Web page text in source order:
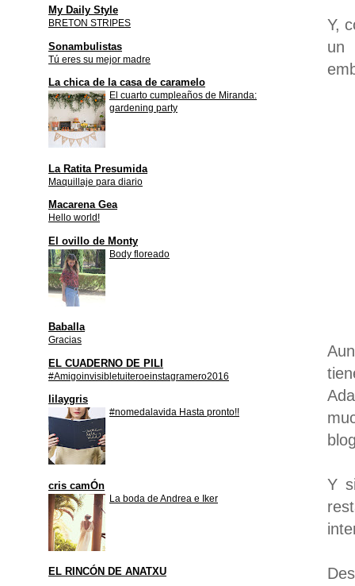
Y,
un
Y
My Daily Style
BRETON STRIPES
Sonambulistas
Tú eres su mejor madre
La chica de la casa de caramelo
El cuarto cumpleaños de Miranda:
gardening party
La Ratita Presumida
Maquillaje para diario
Macarena Gea
Hello world!
El ovillo de Monty
Body floreado
Baballa
Gracias
EL CUADERNO DE PILI
#Amigoinvisibletuiteroeinstagramero2016
lilaygris
#nomedalavida Hasta pronto!!
cris camÓn
La boda de Andrea e Iker
EL RINCÓN DE ANATXU